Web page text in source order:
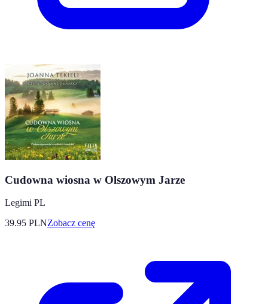
Cudowna wiosna w Olszowym Jarze
Legimi PL
39.95 PLNZobacz cenę